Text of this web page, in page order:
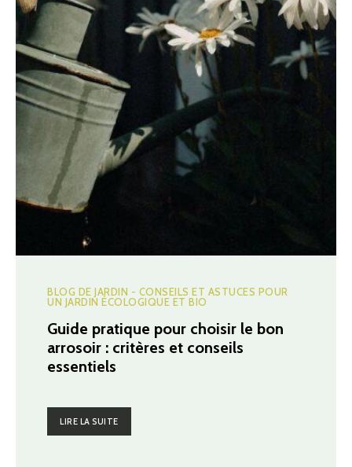
BLOG DE JARDIN - CONSEILS ET ASTUCES POUR
UN JARDIN ÉCOLOGIQUE ET BIO
Guide pratique pour choisir le bon
arrosoir : critères et conseils
essentiels
LIRE LA SUITE